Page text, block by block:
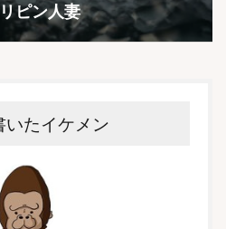
ピン人妻
いたイケメン